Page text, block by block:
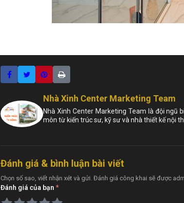
Nhà Xinh Center Marketing Team
Nhà Xinh Center Marketing Team là đội ngũ
môn từ kiến trúc sư, kỹ sư và nhà thiết kế nội
Đánh giá & bình luận bài viết
Chọn số sao, viết nhận xét và gửi. Đánh giá công khai sẽ được
Đánh giá của bạn *